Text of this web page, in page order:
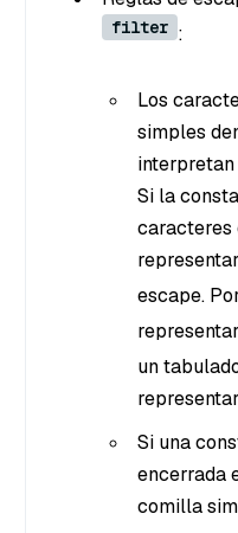
filter :
Los
simples
interpretan
Si la
caracteres
escape.
representar
un
Si una
encerrada
comilla